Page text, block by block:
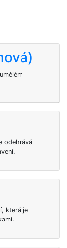
odehrává
která je